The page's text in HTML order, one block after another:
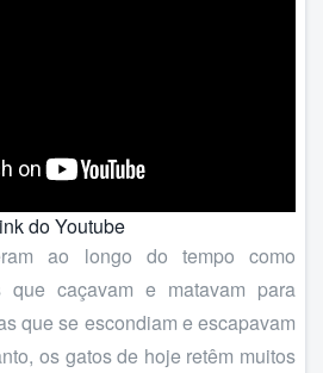
do Youtube
ao longo do tempo como
que caçavam e matavam para
que se escondiam e escapavam
os gatos de hoje retêm muitos